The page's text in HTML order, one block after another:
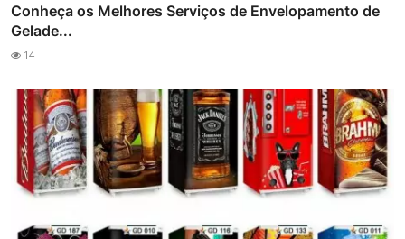
Conheça os Melhores Serviços de Envelopamento de
Gelade...
14